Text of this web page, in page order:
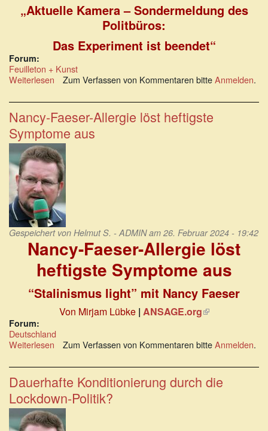
„Aktuelle Kamera – Sondermeldung des
Politbüros:
Das Experiment ist beendet“
Forum:
Feuilleton + Kunst
Weiterlesen über
totalitären
Tendenzen
des
Staates
Zum Verfassen von Kommentaren bitteAnmelden.
Nancy-Faeser-Allergie löst heftigste
Symptome aus
Gespeichert von Helmut S. - ADMINam 26. Februar 2024 - 19:42
Nancy-Faeser-Allergie löst
heftigste Symptome aus
“Stalinismus light” mit Nancy Faeser
Von Mirjam Lübke | ANSAGE.org(Link
Forum:
Deutschland
Weiterlesen über
Faeser-
Allergie
löst
heftigste
Symptome
aus
Zum Verfassen von Kommentaren bitteAnmelden.
Dauerhafte Konditionierung durch die
Lockdown-Politik?